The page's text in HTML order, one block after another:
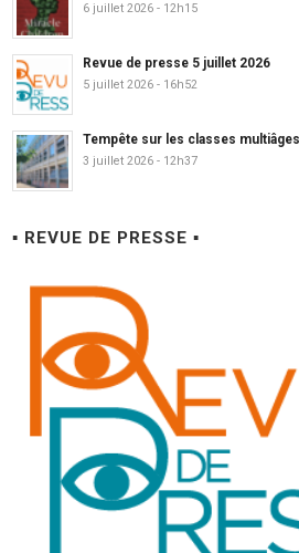
6 juillet 2026 - 12h15
Revue de presse 5 juillet 2026
5 juillet 2026 - 16h52
Tempête sur les classes
3 juillet 2026 - 12h37
▪ REVUE DE PRESSE ▪